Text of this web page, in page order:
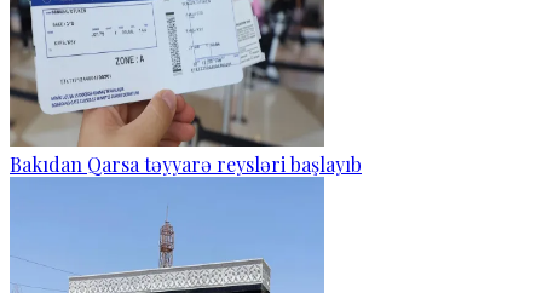
Bakıdan Qarsa təyyarə reysləri başlayıb